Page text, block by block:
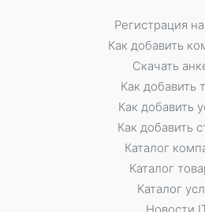
Регистрация
Как добавить
Скачать
Как добавить
Как добавить
Как добавить
Каталог
Каталог
Каталог